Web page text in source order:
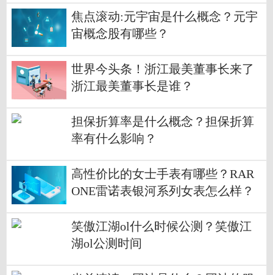
焦点滚动:元宇宙是什么概念？元宇
宙概念股有哪些？
世界今头条！浙江最美董事长来了
浙江最美董事长是谁？
担保折算率是什么概念？担保折算
率有什么影响？
高性价比的女士手表有哪些？RAR
ONE雷诺表银河系列女表怎么样？
笑傲江湖ol什么时候公测？笑傲江
湖ol公测时间